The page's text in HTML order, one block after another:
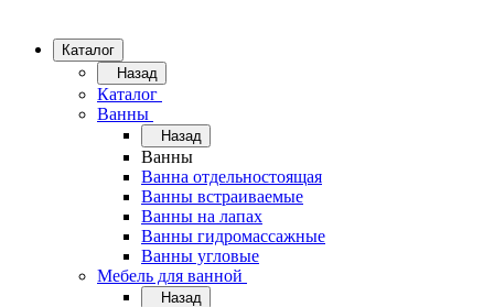
Каталог
Назад
Каталог
Ванны
Назад
Ванны
Ванна отдельностоящая
Ванны встраиваемые
Ванны на лапах
Ванны гидромассажные
Ванны угловые
Мебель для ванной
Назад